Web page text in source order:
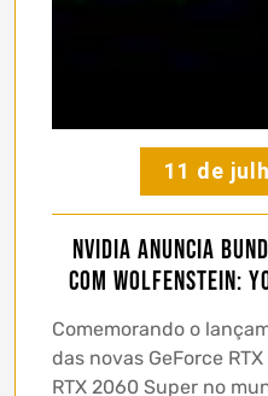
11 de
NVIDIA anuncia
com Wolfenstein:
Comemorando o
das novas GeForce
RTX 2060 Super no